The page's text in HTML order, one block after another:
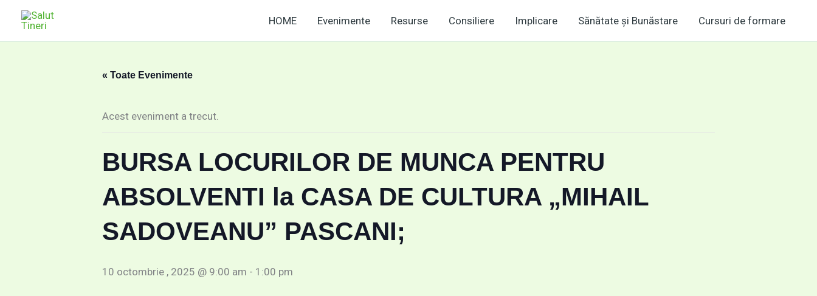
conținut
content
HOME Evenimente Resurse Consiliere Implicare Sănătate și Bunăstare Cursuri de formare
« Toate Evenimente
Acest eveniment a trecut.
BURSA LOCURILOR DE MUNCA PENTRU
ABSOLVENTI la CASA DE CULTURA „MIHAIL
SADOVEANU” PASCANI;
10 octombrie , 2025 @ 9:00 am - 1:00 pm